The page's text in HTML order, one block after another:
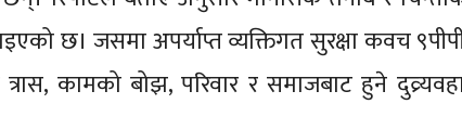
छ। जसमा अपर्याप्त व्यक्तिगत सुरक्षा कवच
कामको बोझ, परिवार र समाजबाट हुने